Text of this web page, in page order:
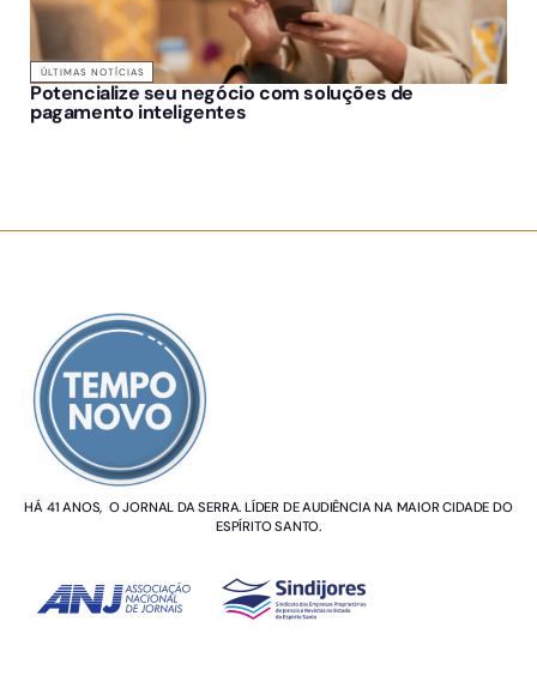
ÚLTIMAS NOTÍCIAS
Potencialize seu negócio com soluções de
pagamento inteligentes
HÁ 41 ANOS, O JORNAL DA SERRA. LÍDER DE AUDIÊNCIA NA MAIOR CIDADE DO
ESPÍRITO SANTO.